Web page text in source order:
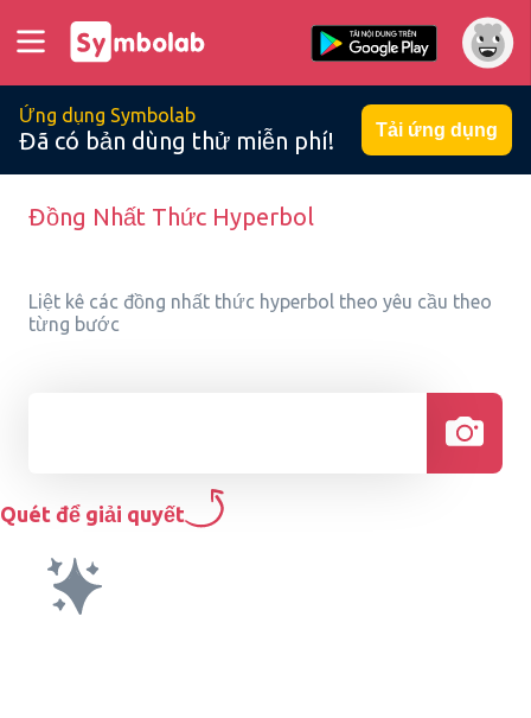
Ứng dụng Symbolab
Đã có bản dùng thử miễn phí! Tải ứng dụng
Đồng Nhất Thức Hyperbol
Liệt kê các đồng nhất thức hyperbol theo yêu cầu theo
từng bước
Quét để giải quyết